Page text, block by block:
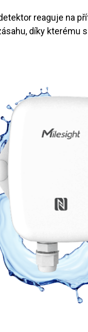
reaguje na
díky kterému